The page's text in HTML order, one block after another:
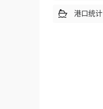
港口统计